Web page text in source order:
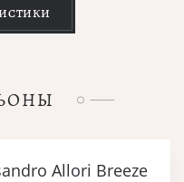
Allori Breeze